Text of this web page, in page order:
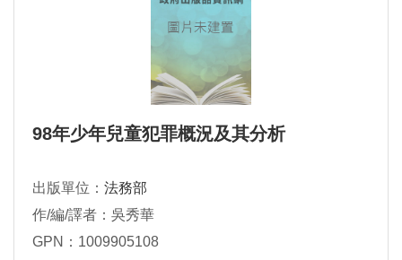
98年少年兒童犯罪概況及其分析
出版單位： 法務部
作/編/譯者：吳秀華
GPN：1009905108